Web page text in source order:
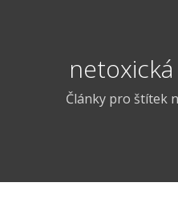
Články pro štítek